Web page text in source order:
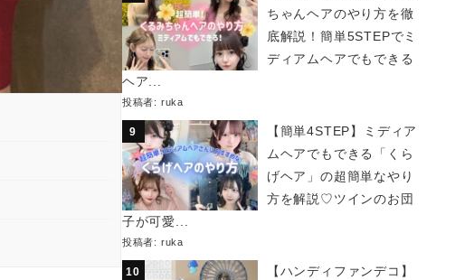
ちゃんヘアのやり方を徹
底解説！簡単5STEPでミ
ディアムヘアでもできる
ヘア...
投稿者: ruka
【簡単4STEP】ミディア
ムヘアでもできる「くら
げヘア」の超簡単なやり
方を解説♡ツインのお団
子が可愛...
投稿者: ruka
【ハンディファンデコ】